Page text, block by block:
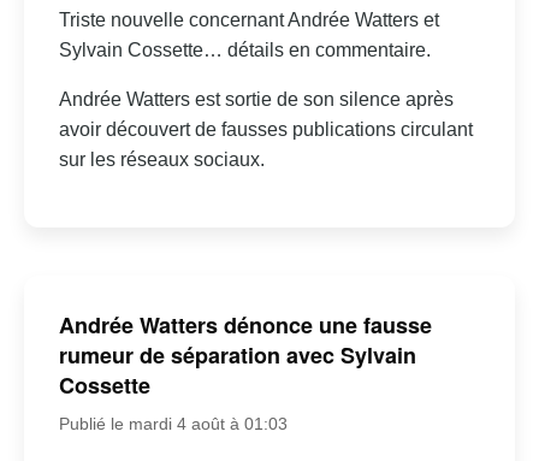
Triste nouvelle concernant Andrée Watters et
Sylvain Cossette… détails en commentaire.
Andrée Watters est sortie de son silence après
avoir découvert de fausses publications circulant
sur les réseaux sociaux.
Andrée Watters dénonce une fausse
rumeur de séparation avec Sylvain
Cossette
Publié le mardi 4 août à 01:03